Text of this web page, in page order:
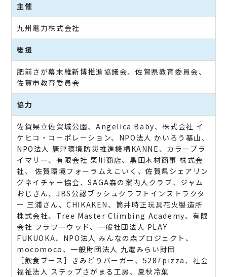
主催
九州電力株式会社
後援
肥前さが幕末維新博推進協議会、佐賀県教育委員会、
佐賀市教育委員会
協力
佐賀県立佐賀城公園、Angelica Baby、株式会社 イ
ケヒコ・コーポレーション、NPO法人 かいろう基山、
NPO法人 唐津環境防災推進機構KANNE、カラープラ
イマリー、有限会社 栗川商店、黒田木材商事 株式会
社、 佐賀環境フォーラムえこいく、佐賀県シェアリン
グネイチャー協会、SAGA森の案内人クラブ、ジャム
おじさん、JBS公認ブッシュクラフトインストラクタ
ー 三浦さん、CHIKAKEN、筒井時正玩具花火製造所
株式会社、Tree Master Climbing Academy、有限
会社 フラワーウッド、一般社団法人 PLAY
FUKUOKA、NPO法人 みんなの森プロジェクト、
mocomoco、一般財団法人 九電みらい財団
［飲食ブース］きみどりバーガー、5287pizza、社会
福祉法人 ステップさがまる工房、夏秋冷菓